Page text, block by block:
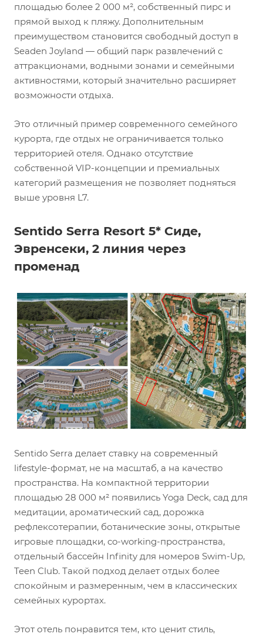
площадью более 2 000 м², собственный пирс и
прямой выход к пляжу. Дополнительным
преимуществом становится свободный доступ в
Seaden Joyland — общий парк развлечений с
аттракционами, водными зонами и семейными
активностями, который значительно расширяет
возможности отдыха.
Это отличный пример современного семейного
курорта, где отдых не ограничивается только
территорией отеля. Однако отсутствие
собственной VIP-концепции и премиальных
категорий размещения не позволяет подняться
выше уровня L7.
Sentido Serra Resort 5* Сиде,
Эвренсеки, 2 линия через
променад
Sentido Serra делает ставку на современный
lifestyle-формат, не на масштаб, а на качество
пространства. На компактной территории
площадью 28 000 м² появились Yoga Deck, сад для
медитации, ароматический сад, дорожка
рефлексотерапии, ботанические зоны, открытые
игровые площадки, co-working-пространства,
отдельный бассейн Infinity для номеров Swim-Up,
Teen Club. Такой подход делает отдых более
спокойным и размеренным, чем в классических
семейных курортах.
Этот отель понравится тем, кто ценит стиль,